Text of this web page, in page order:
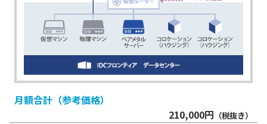
月額合計（参考価格）
210,000円 （税抜き）